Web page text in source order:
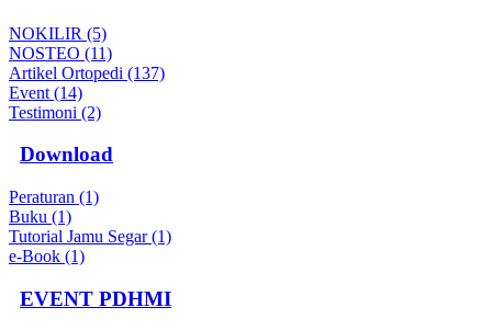
NOKILIR (5)
NOSTEO (11)
Artikel Ortopedi (137)
Event (14)
Testimoni (2)
Download
Peraturan (1)
Buku (1)
Tutorial Jamu Segar (1)
e-Book (1)
EVENT PDHMI